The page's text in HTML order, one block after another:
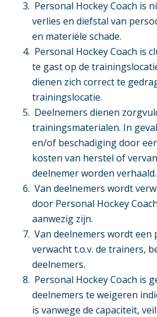
Personal Hockey Coach is
verlies en diefstal van
en materiële schade.
Personal Hockey Coach is
te gast op de
dienen zich correct te
trainingslocatie.
Deelnemers dienen
trainingsmaterialen. In
en/of beschadiging door
kosten van herstel of
deelnemer worden verhaald.
Van deelnemers wordt
door Personal Hockey
aanwezig zijn.
Van deelnemers wordt een
verwacht t.o.v. de trainers,
deelnemers.
Personal Hockey Coach is
deelnemers te weigeren
is vanwege de capaciteit,